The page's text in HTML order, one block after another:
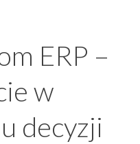
ERP –
w
decyzji